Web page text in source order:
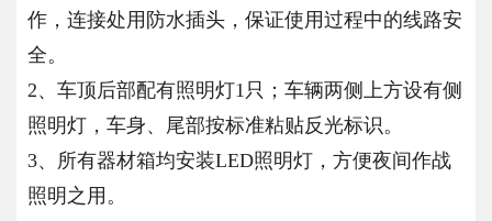
作，连接处用防水插头，保证使用过程中的线路安
全。
2、车顶后部配有照明灯1只；车辆两侧上方设有侧
照明灯，车身、尾部按标准粘贴反光标识。
3、所有器材箱均安装LED照明灯，方便夜间作战
照明之用。